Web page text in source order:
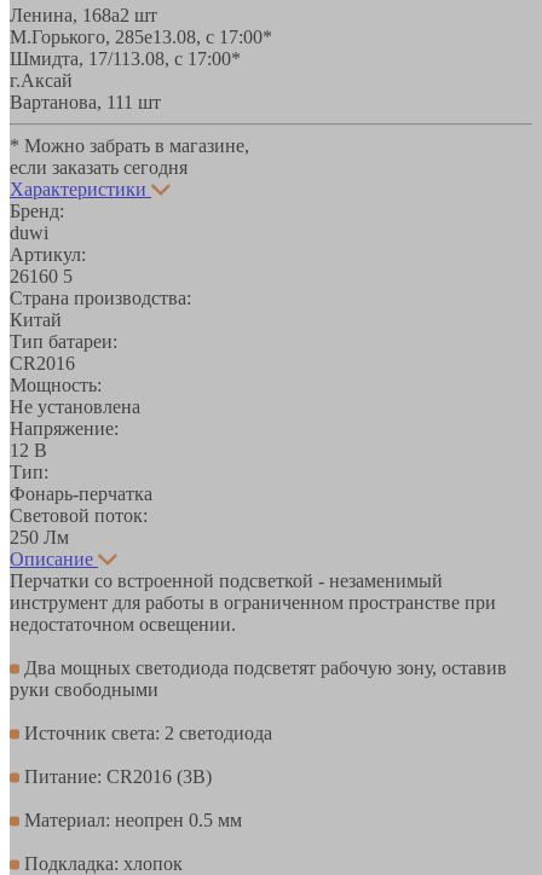
Ленина, 168а2 шт
М.Горького, 285е13.08, с 17:00*
Шмидта, 17/113.08, с 17:00*
г.Аксай
Вартанова, 111 шт
* Можно забрать в магазине,
если заказать сегодня
Характеристики
Бренд:
duwi
Артикул:
26160 5
Страна производства:
Китай
Тип батареи:
CR2016
Мощность:
Не установлена
Напряжение:
12 В
Тип:
Фонарь-перчатка
Световой поток:
250 Лм
Описание
Перчатки со встроенной подсветкой - незаменимый
инструмент для работы в ограниченном пространстве при
недостаточном освещении.
Два мощных светодиода подсветят рабочую зону, оставив
руки свободными
Источник света: 2 светодиода
Питание: CR2016 (3В)
Материал: неопрен 0.5 мм
Подкладка: хлопок